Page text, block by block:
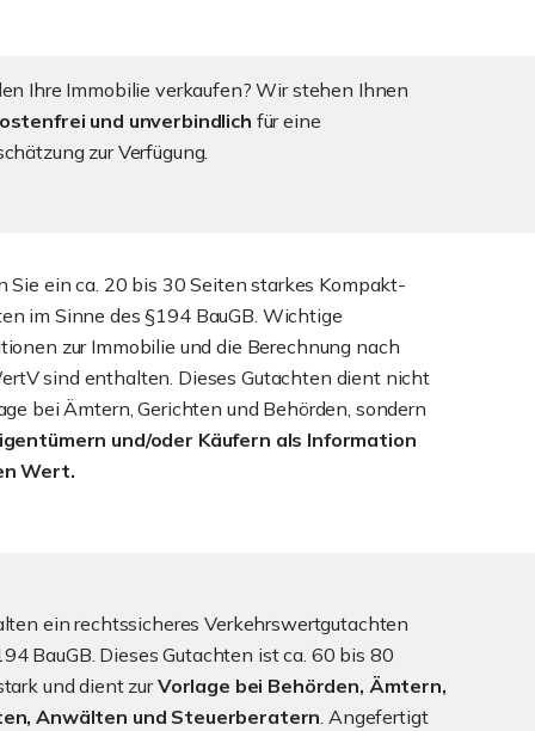
Ihre Immobilie verkaufen? Wir stehen Ihnen
und unverbindlich für eine
zur Verfügung.
Sie ein ca. 20 bis 30 Seiten starkes Kompakt-
im Sinne des §194 BauGB. Wichtige
zur Immobilie und die Berechnung nach
sind enthalten. Dieses Gutachten dient nicht
bei Ämtern, Gerichten und Behörden, sondern
und/oder Käufern als Information
Wert.
ein rechtssicheres Verkehrswertgutachten
BauGB. Dieses Gutachten ist ca. 60 bis 80
und dient zurVorlage bei Behörden, Ämtern,
Anwälten und Steuerberatern. Angefertigt